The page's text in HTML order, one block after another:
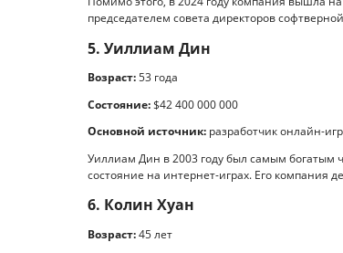
председателем совета директоров
5. Уиллиам Дин
Возраст:53 года
Состояние:$42 400 000 000
Основной источник: разработчик онлайн-
Уиллиам Дин в 2003 году был самым
состояние на интернет-играх. Его компания
6. Колин Хуан
Возраст:45 лет